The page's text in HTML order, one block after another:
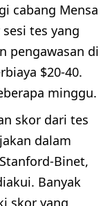
cabang Mensa
tes yang
pengawasan di
$20-40.
minggu.
skor dari tes
dalam
Binet,
Banyak